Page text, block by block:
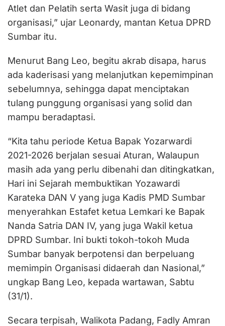
Atlet dan Pelatih serta Wasit juga di bidang
organisasi,” ujar Leonardy, mantan Ketua DPRD
Sumbar itu.
Menurut Bang Leo, begitu akrab disapa, harus
ada kaderisasi yang melanjutkan kepemimpinan
sebelumnya, sehingga dapat menciptakan
tulang punggung organisasi yang solid dan
mampu beradaptasi.
“Kita tahu periode Ketua Bapak Yozarwardi
2021-2026 berjalan sesuai Aturan, Walaupun
masih ada yang perlu dibenahi dan ditingkatkan,
Hari ini Sejarah membuktikan Yozawardi
Karateka DAN V yang juga Kadis PMD Sumbar
menyerahkan Estafet ketua Lemkari ke Bapak
Nanda Satria DAN IV, yang juga Wakil ketua
DPRD Sumbar. Ini bukti tokoh-tokoh Muda
Sumbar banyak berpotensi dan berpeluang
memimpin Organisasi didaerah dan Nasional,”
ungkap Bang Leo, kepada wartawan, Sabtu
(31/1).
Secara terpisah, Walikota Padang, Fadly Amran